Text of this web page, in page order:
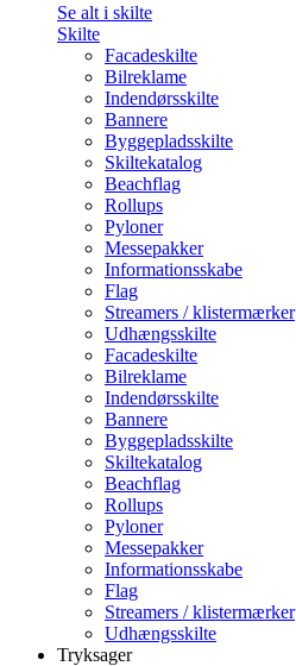
Se alt i skilte
Skilte
Facadeskilte
Bilreklame
Indendørsskilte
Bannere
Byggepladsskilte
Skiltekatalog
Beachflag
Rollups
Pyloner
Messepakker
Informationsskabe
Flag
Streamers / klistermærker
Udhængsskilte
Facadeskilte
Bilreklame
Indendørsskilte
Bannere
Byggepladsskilte
Skiltekatalog
Beachflag
Rollups
Pyloner
Messepakker
Informationsskabe
Flag
Streamers / klistermærker
Udhængsskilte
Tryksager